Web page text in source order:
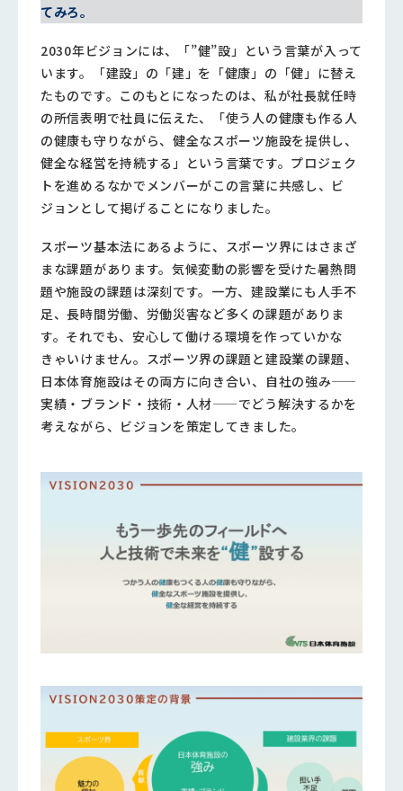
てみろ。
2030年ビジョンには、「”健”設」という言葉が入って
います。「建設」の「建」を「健康」の「健」に替え
たものです。このもとになったのは、私が社長就任時
の所信表明で社員に伝えた、「使う人の健康も作る人
の健康も守りながら、健全なスポーツ施設を提供し、
健全な経営を持続する」という言葉です。プロジェク
トを進めるなかでメンバーがこの言葉に共感し、ビ
ジョンとして掲げることになりました。
スポーツ基本法にあるように、スポーツ界にはさまざ
まな課題があります。気候変動の影響を受けた暑熱問
題や施設の課題は深刻です。一方、建設業にも人手不
足、長時間労働、労働災害など多くの課題がありま
す。それでも、安心して働ける環境を作っていかな
きゃいけません。スポーツ界の課題と建設業の課題、
日本体育施設はその両方に向き合い、自社の強み——
実績・ブランド・技術・人材——でどう解決するかを
考えながら、ビジョンを策定してきました。